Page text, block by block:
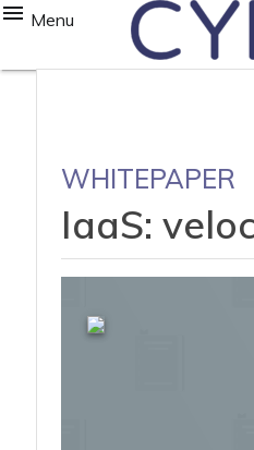
Menu
WHITEPAPER
IaaS: